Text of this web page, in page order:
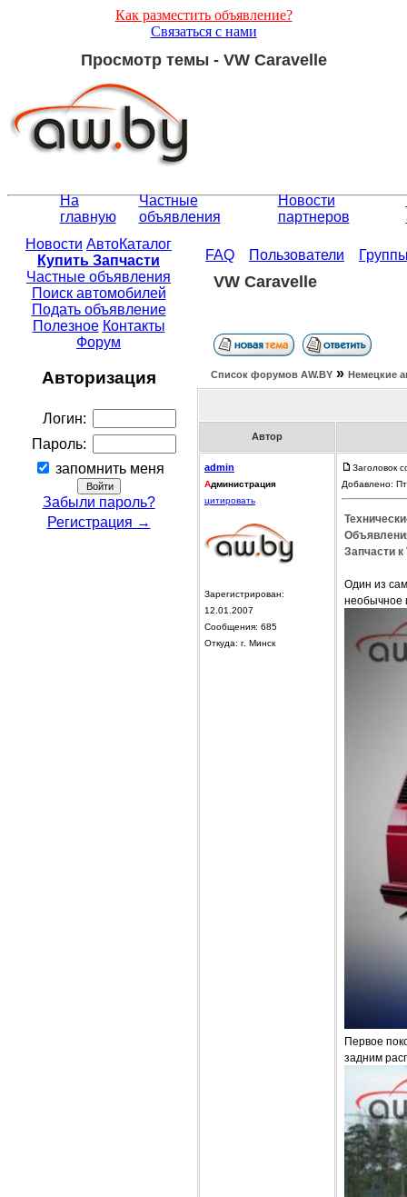
Как разместить объявление?
Связаться с нами
Просмотр темы - VW Caravelle
На
главную
Частные
объявления
Новости
партнеров
Новости АвтоКаталог
Купить Запчасти
Частные объявления
Поиск автомобилей
Подать объявление
Полезное Контакты
Форум
Авторизация
Логин:
Пароль:
запомнить меня
Забыли пароль?
Регистрация →
FAQ Пользователи
VW Caravelle
Список форумов АW.BY » Немецкие
Автор
admin
Администрация
цитировать
Зарегистрирован:
12.01.2007
Сообщения: 685
Откуда: г. Минск
Заголовок
Добавлено:
Запчасти
Один из
необычное
Первое
задним